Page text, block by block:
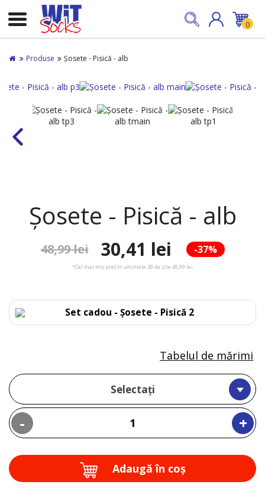
0
Produse Șosete - Pisică - alb
Șosete - Pisică - alb
-37%
48,99 lei 30,41 lei
*Cel mai mic preț în ultimele 30 de zile 48,99 lei
Set cadou - Șosete - Pisică 2
Selectați
- +
Tabelul de mărimi
Adaugă în coş